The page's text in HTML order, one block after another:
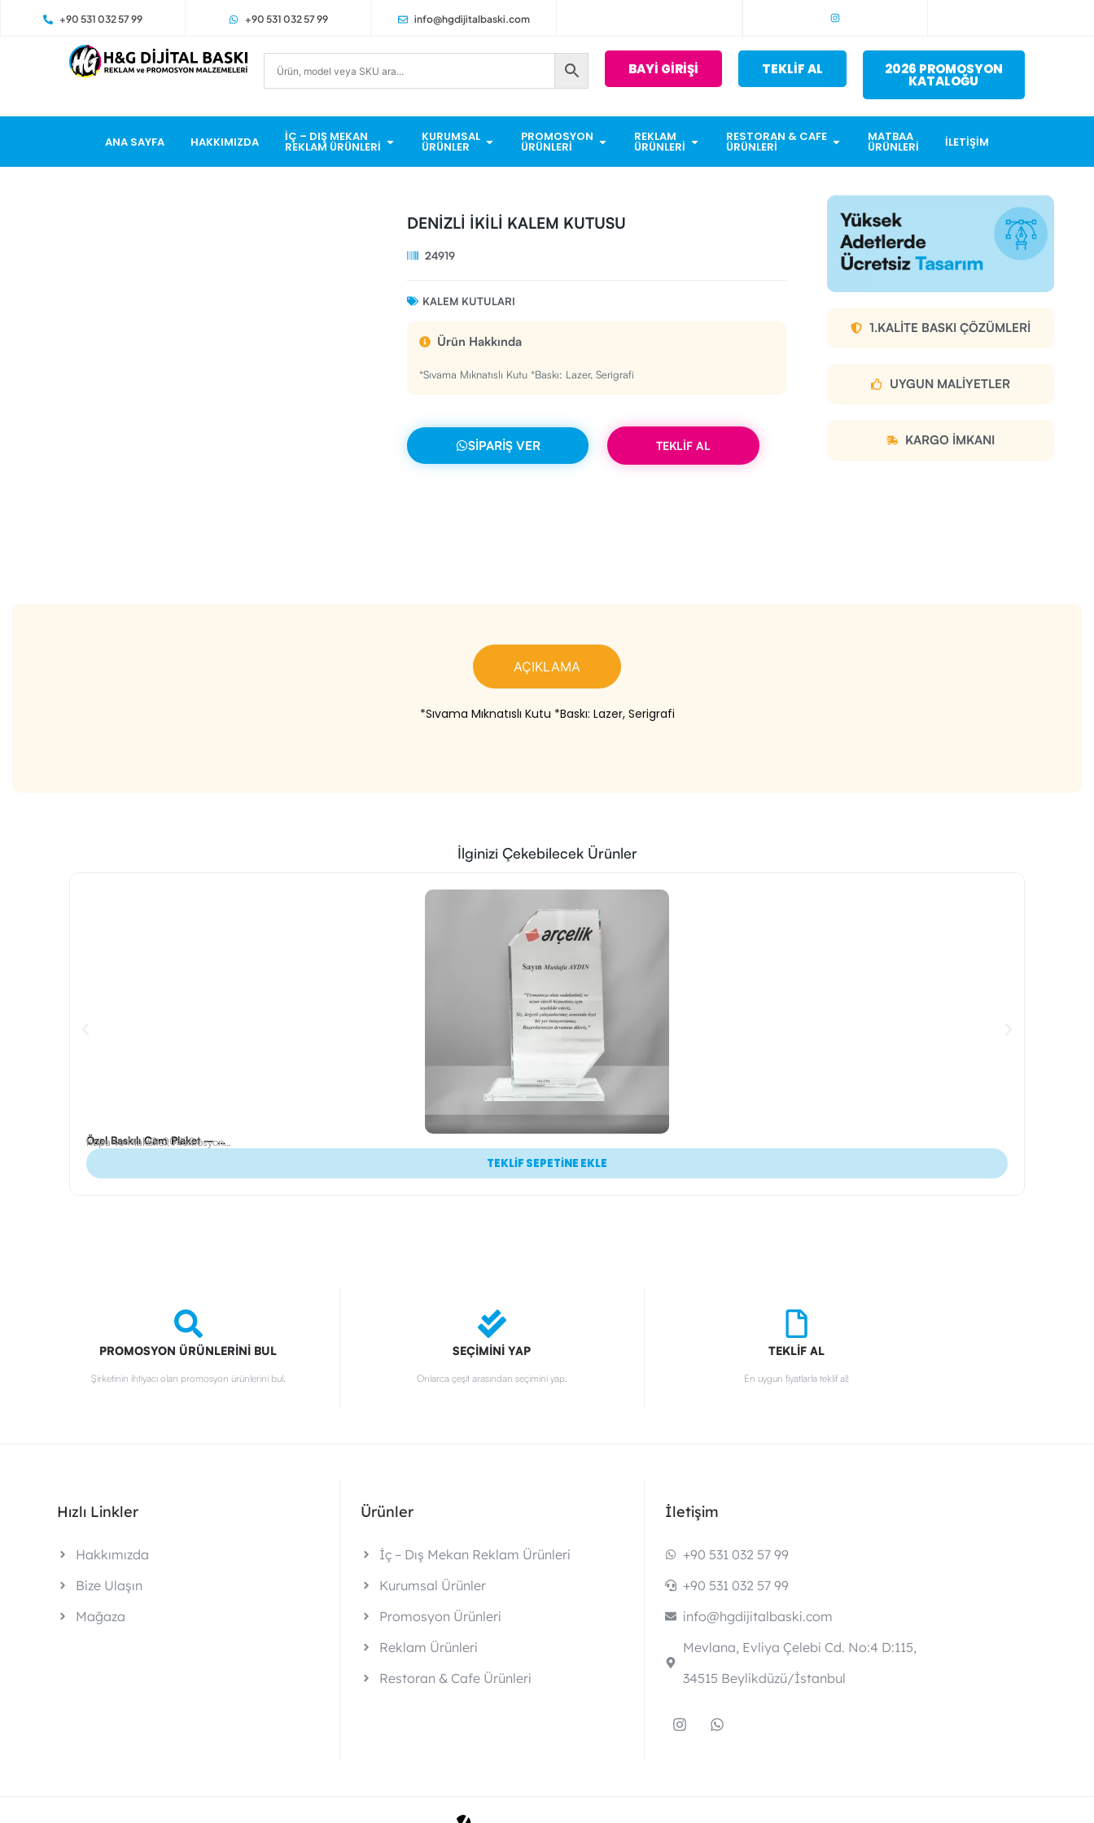
+90 531 032 57 99 +90 531 032 57 99 info@hgdijitalbaski.com
BAYİ GİRİŞİ TEKLİF AL 2026 PROMOSYON
KATALOĞU
ANA SAYFA HAKKIMIZDA İÇ – DIŞ MEKAN
REKLAM ÜRÜNLERI
KURUMSAL
ÜRÜNLER
PROMOSYON
ÜRÜNLERI
REKLAM
ÜRÜNLERI
RESTORAN & CAFE
ÜRÜNLERI
MATBAA
ÜRÜNLERI İLETIŞIM
DENİZLİ İKİLİ KALEM KUTUSU
24919
KALEM KUTULARI
Ürün Hakkında
*Sıvama Mıknatıslı Kutu *Baskı: Lazer, Serigrafi
SIPARIŞ VER TEKLİF AL
1.KALITE BASKI ÇÖZÜMLERI
UYGUN MALIYETLER
KARGO IMKANI
AÇIKLAMA
*Sıvama Mıknatıslı Kutu *Baskı: Lazer, Serigrafi
İlginizi Çekebilecek Ürünler
Özel Baskılı Cam Plaket – HG-CP5
Ürün Kodu: HG-002924
Kupa ve Plaketler,Promosyon Ürünleri
TEKLİF SEPETİNE EKLE
PROMOSYON ÜRÜNLERİNİ BUL
Şirketinin ihtiyacı olan promosyon ürünlerini bul.
SEÇİMİNİ YAP
Onlarca çeşit arasından seçimini yap.
TEKLİF AL
En uygun fiyatlarla teklif al!
Hızlı Linkler
Hakkımızda
Bize Ulaşın
Mağaza
Ürünler
İç – Dış Mekan Reklam Ürünleri
Kurumsal Ürünler
Promosyon Ürünleri
Reklam Ürünleri
Restoran & Cafe Ürünleri
İletişim
+90 531 032 57 99
+90 531 032 57 99
info@hgdijitalbaski.com
Mevlana, Evliya Çelebi Cd. No:4 D:115,
34515 Beylikdüzü/İstanbul